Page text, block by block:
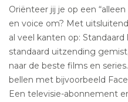
Oriënteer jij je op een
en voice om? Met
al veel kanten op: Standaard
standaard uitzending
naar de beste films en
bellen met bijvoorbeeld
Een televisie-abonnement